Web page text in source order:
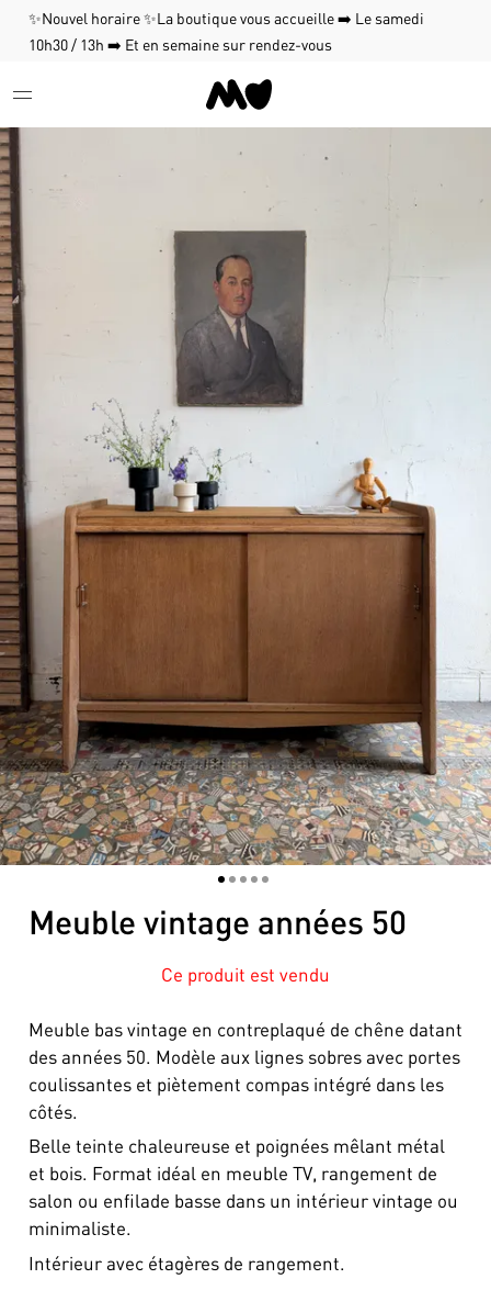
✨Nouvel horaire ✨La boutique vous accueille ➡️ Le samedi
10h30 / 13h ➡️ Et en semaine sur rendez-vous
12345
Meuble vintage années 50
Ce produit est vendu
Meuble bas vintage en contreplaqué de chêne datant
des années 50. Modèle aux lignes sobres avec portes
coulissantes et piètement compas intégré dans les
côtés.
Belle teinte chaleureuse et poignées mêlant métal
et bois. Format idéal en meuble TV, rangement de
salon ou enfilade basse dans un intérieur vintage ou
minimaliste.
Intérieur avec étagères de rangement.